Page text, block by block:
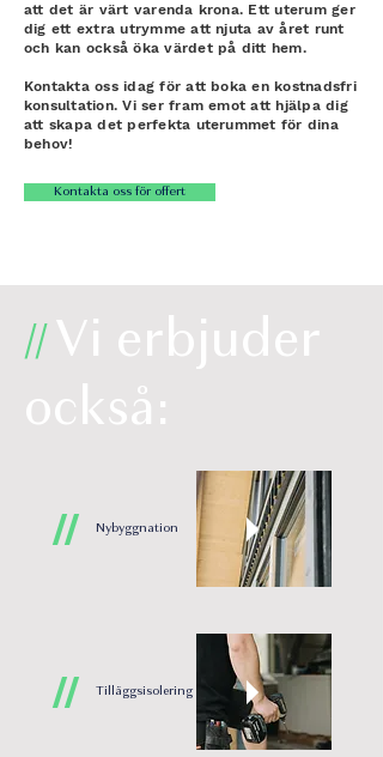
att det är värt varenda krona. Ett uterum ger
dig ett extra utrymme att njuta av året runt
och kan också öka värdet på ditt hem.
Kontakta oss idag för att boka en kostnadsfri
konsultation. Vi ser fram emot att hjälpa dig
att skapa det perfekta uterummet för dina
behov!
Kontakta oss för offert
// Vi erbjuder
också:
// Nybyggnation
// Tilläggsisolering